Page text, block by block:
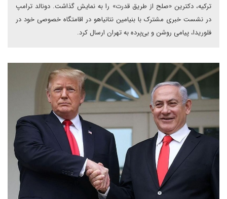
ترکیه، دکترین «صلح از طریق قدرت» را به نمایش گذاشت. دونالد ترامپ
در نشست خبری مشترک با بنیامین نتانیاهو در اقامتگاه خصوصی خود در
فلوریدا، پیامی روشن و بی‌پرده به تهران ارسال کرد.